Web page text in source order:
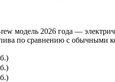
модель 2026 года —
по сравнению с обычными
)
)
)